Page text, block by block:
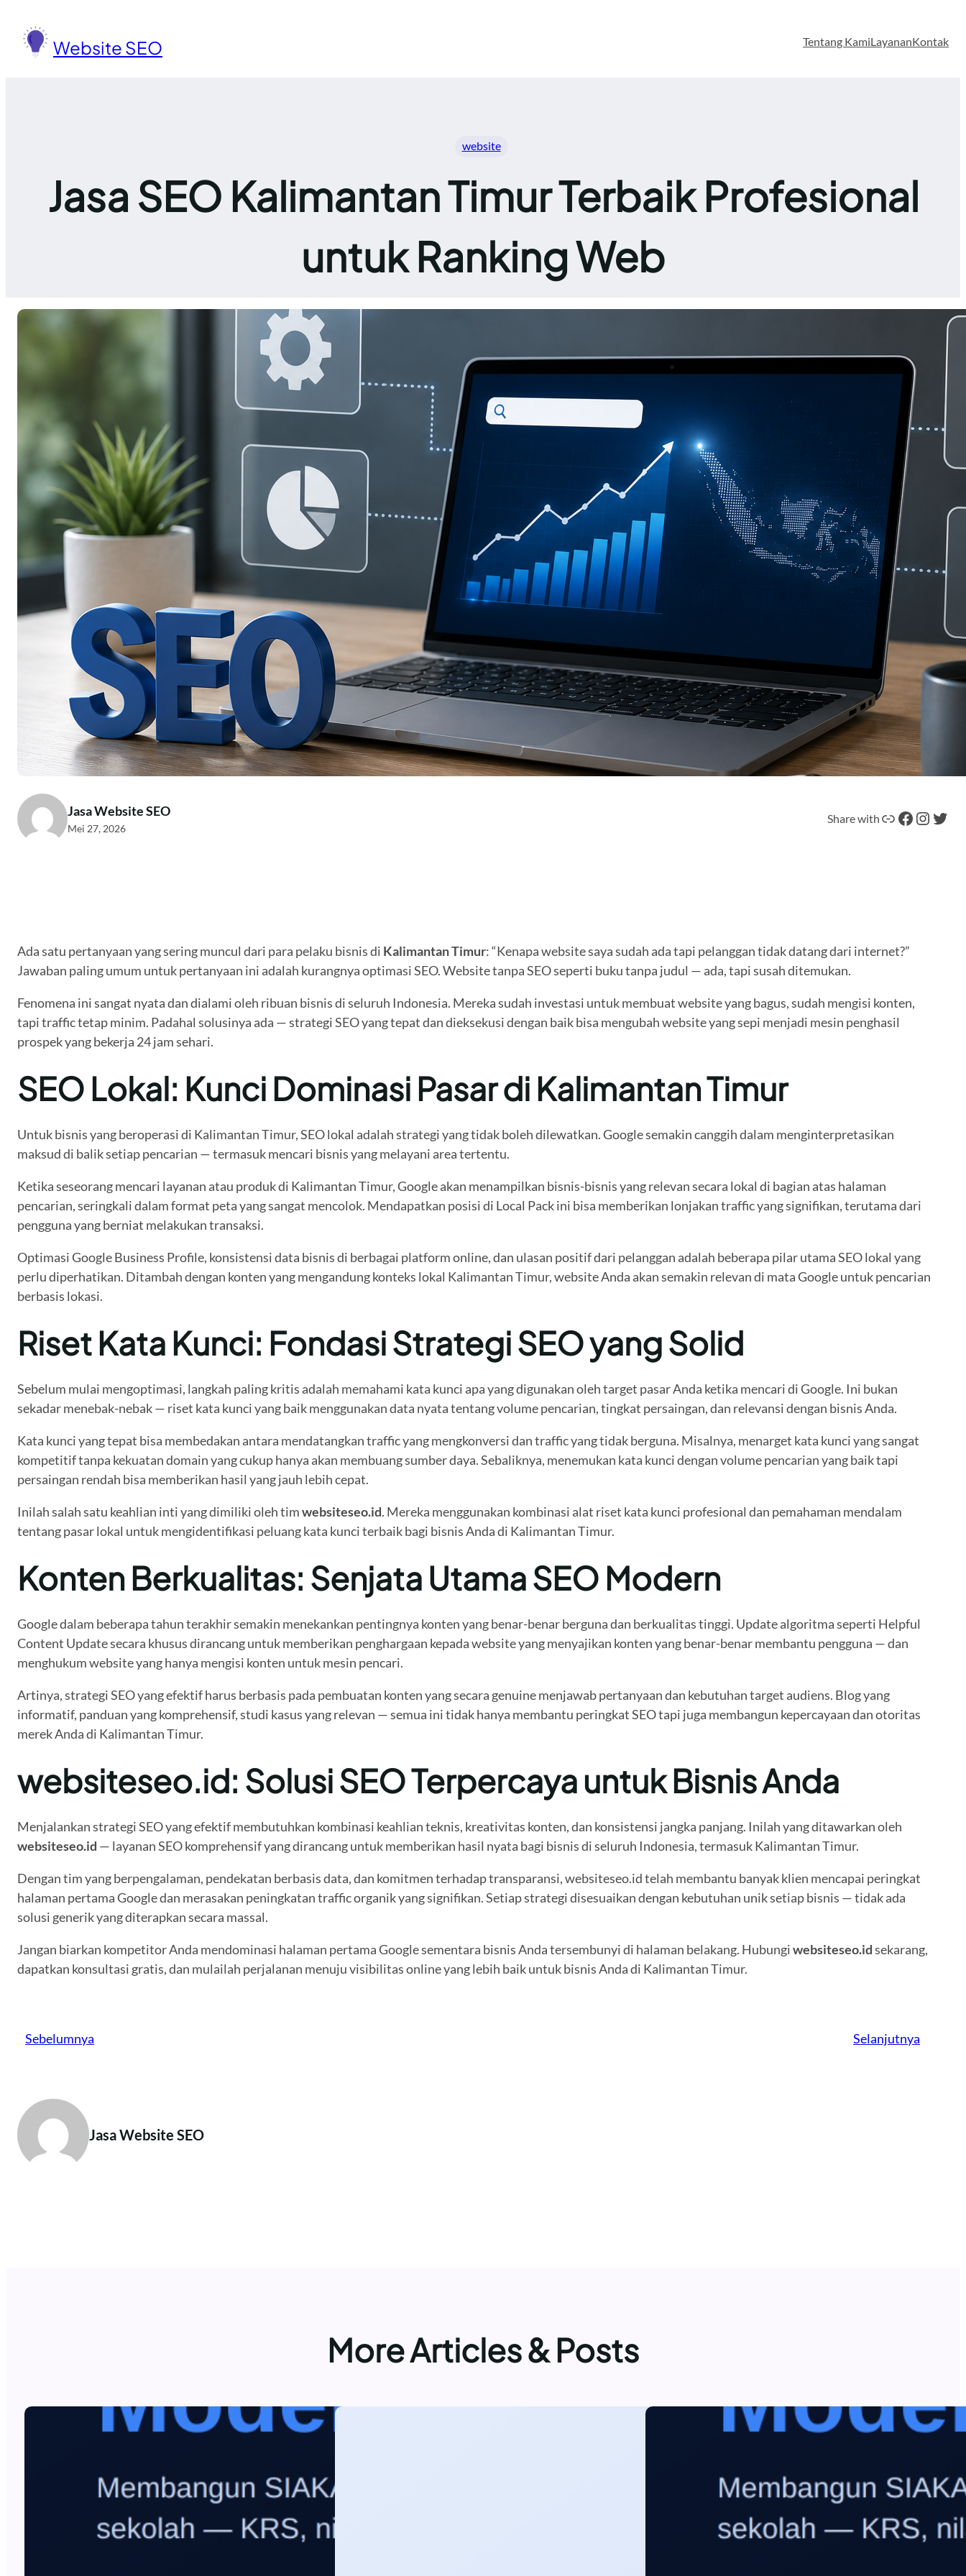
konten
Website SEO Tentang KamiLayananKontak
website
Jasa SEO Kalimantan Timur Terbaik Profesional
untuk Ranking Web
Jasa Website SEO
Mei 27, 2026
Share with Tautan Facebook Instagram Twitter
Ada satu pertanyaan yang sering muncul dari para pelaku bisnis di Kalimantan Timur: “Kenapa website saya sudah ada tapi pelanggan tidak datang dari internet?”
Jawaban paling umum untuk pertanyaan ini adalah kurangnya optimasi SEO. Website tanpa SEO seperti buku tanpa judul — ada, tapi susah ditemukan.
Fenomena ini sangat nyata dan dialami oleh ribuan bisnis di seluruh Indonesia. Mereka sudah investasi untuk membuat website yang bagus, sudah mengisi konten,
tapi traffic tetap minim. Padahal solusinya ada — strategi SEO yang tepat dan dieksekusi dengan baik bisa mengubah website yang sepi menjadi mesin penghasil
prospek yang bekerja 24 jam sehari.
SEO Lokal: Kunci Dominasi Pasar di Kalimantan Timur
Untuk bisnis yang beroperasi di Kalimantan Timur, SEO lokal adalah strategi yang tidak boleh dilewatkan. Google semakin canggih dalam menginterpretasikan
maksud di balik setiap pencarian — termasuk mencari bisnis yang melayani area tertentu.
Ketika seseorang mencari layanan atau produk di Kalimantan Timur, Google akan menampilkan bisnis-bisnis yang relevan secara lokal di bagian atas halaman
pencarian, seringkali dalam format peta yang sangat mencolok. Mendapatkan posisi di Local Pack ini bisa memberikan lonjakan traffic yang signifikan, terutama dari
pengguna yang berniat melakukan transaksi.
Optimasi Google Business Profile, konsistensi data bisnis di berbagai platform online, dan ulasan positif dari pelanggan adalah beberapa pilar utama SEO lokal yang
perlu diperhatikan. Ditambah dengan konten yang mengandung konteks lokal Kalimantan Timur, website Anda akan semakin relevan di mata Google untuk pencarian
berbasis lokasi.
Riset Kata Kunci: Fondasi Strategi SEO yang Solid
Sebelum mulai mengoptimasi, langkah paling kritis adalah memahami kata kunci apa yang digunakan oleh target pasar Anda ketika mencari di Google. Ini bukan
sekadar menebak-nebak — riset kata kunci yang baik menggunakan data nyata tentang volume pencarian, tingkat persaingan, dan relevansi dengan bisnis Anda.
Kata kunci yang tepat bisa membedakan antara mendatangkan traffic yang mengkonversi dan traffic yang tidak berguna. Misalnya, menarget kata kunci yang sangat
kompetitif tanpa kekuatan domain yang cukup hanya akan membuang sumber daya. Sebaliknya, menemukan kata kunci dengan volume pencarian yang baik tapi
persaingan rendah bisa memberikan hasil yang jauh lebih cepat.
Inilah salah satu keahlian inti yang dimiliki oleh timwebsiteseo.id. Mereka menggunakan kombinasi alat riset kata kunci profesional dan pemahaman mendalam
tentang pasar lokal untuk mengidentifikasi peluang kata kunci terbaik bagi bisnis Anda di Kalimantan Timur.
Konten Berkualitas: Senjata Utama SEO Modern
Google dalam beberapa tahun terakhir semakin menekankan pentingnya konten yang benar-benar berguna dan berkualitas tinggi. Update algoritma seperti Helpful
Content Update secara khusus dirancang untuk memberikan penghargaan kepada website yang menyajikan konten yang benar-benar membantu pengguna — dan
menghukum website yang hanya mengisi konten untuk mesin pencari.
Artinya, strategi SEO yang efektif harus berbasis pada pembuatan konten yang secara genuine menjawab pertanyaan dan kebutuhan target audiens. Blog yang
informatif, panduan yang komprehensif, studi kasus yang relevan — semua ini tidak hanya membantu peringkat SEO tapi juga membangun kepercayaan dan otoritas
merek Anda di Kalimantan Timur.
websiteseo.id: Solusi SEO Terpercaya untuk Bisnis Anda
Menjalankan strategi SEO yang efektif membutuhkan kombinasi keahlian teknis, kreativitas konten, dan konsistensi jangka panjang. Inilah yang ditawarkan oleh
websiteseo.id — layanan SEO komprehensif yang dirancang untuk memberikan hasil nyata bagi bisnis di seluruh Indonesia, termasuk Kalimantan Timur.
Dengan tim yang berpengalaman, pendekatan berbasis data, dan komitmen terhadap transparansi, websiteseo.id telah membantu banyak klien mencapai peringkat
halaman pertama Google dan merasakan peningkatan traffic organik yang signifikan. Setiap strategi disesuaikan dengan kebutuhan unik setiap bisnis — tidak ada
solusi generik yang diterapkan secara massal.
Jangan biarkan kompetitor Anda mendominasi halaman pertama Google sementara bisnis Anda tersembunyi di halaman belakang. Hubungiwebsiteseo.idsekarang,
dapatkan konsultasi gratis, dan mulailah perjalanan menuju visibilitas online yang lebih baik untuk bisnis Anda di Kalimantan Timur.
Sebelumnya Selanjutnya
Jasa Website SEO
More Articles & Posts